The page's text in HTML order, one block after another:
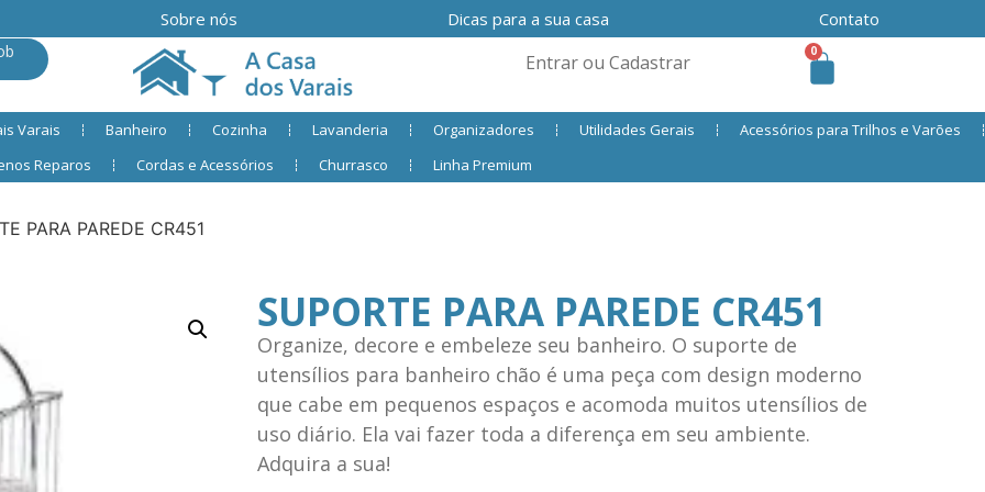
Sobre nós Dicas para a sua casa Contato
Entrar ou Cadastrar 0
Varais Banheiro Cozinha Lavanderia Organizadores Utilidades Gerais
Acessórios para Trilhos e Varões
Reparos
Cordas e Acessórios Churrasco Linha Premium
PARA PAREDE CR451
SUPORTE PARA PAREDE CR451
Organize, decore e embeleze seu banheiro. O suporte de
utensílios para banheiro chão é uma peça com design moderno
que cabe em pequenos espaços e acomoda muitos utensílios de
uso diário. Ela vai fazer toda a diferença em seu ambiente.
Adquira a sua!